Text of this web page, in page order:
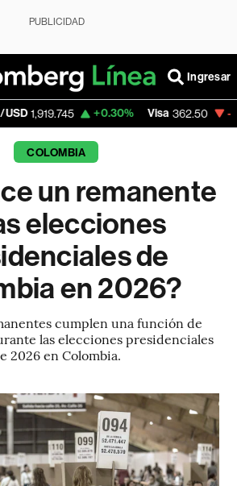
PUBLICIDAD
Ingresar
+0.30% Visa 362.50 -2.15%
COLOMBIA
un remanente
elecciones
de
en 2026?
cumplen una función de
las elecciones presidenciales
2026 en Colombia.